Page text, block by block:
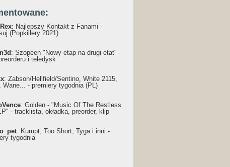
: Najlepszy Kontakt z Fanami -
(Popkillery 2021)
: Szopeen "Nowy etap na drugi etat" -
i teledysk
: Żabson/Hellfield/Sentino, White 2115,
Wane... - premiery tygodnia (PL)
: Golden - "Music Of The Restless
- tracklista, okładka, preorder, klip
: Kurupt, Too Short, Tyga i inni -
tygodnia